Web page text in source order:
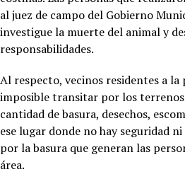
al juez de campo del Gobierno
investigue la muerte del animal y
responsabilidades.
Al respecto, vecinos residentes a la
imposible transitar por los
cantidad de basura, desechos,
ese lugar donde no hay seguridad
por la basura que generan las
área.